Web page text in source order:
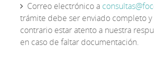
Correo electrónico a
trámite debe ser enviado completo
contrario estar atento a nuestra
en caso de faltar documentación.